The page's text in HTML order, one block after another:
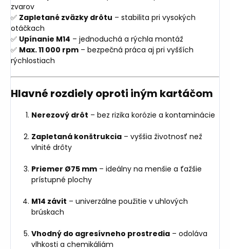
zvarov
✅ Zapletané zväzky drôtu – stabilita pri vysokých
otáčkach
✅ Upínanie M14 – jednoduchá a rýchla montáž
✅ Max. 11 000 rpm – bezpečná práca aj pri vyšších
rýchlostiach
Hlavné rozdiely oproti iným kartáčom
Nerezový drôt – bez rizika korózie a kontaminácie
Zapletaná konštrukcia – vyššia životnosť než
vlnité drôty
Priemer Ø75 mm – ideálny na menšie a ťažšie
prístupné plochy
M14 závit – univerzálne použitie v uhlových
brúskach
Vhodný do agresívneho prostredia – odoláva
vlhkosti a chemikáliám